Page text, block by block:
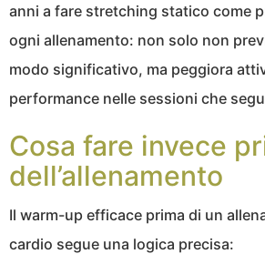
anni a fare stretching statico come
ogni allenamento: non solo non
modo significativo, ma peggiora
performance nelle sessioni che
Cosa fare invece
dell’allenamento
Il warm-up efficace prima di un
cardio segue una logica precisa: